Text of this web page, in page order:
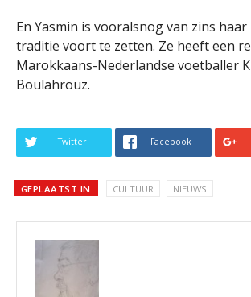
En Yasmin is vooralsnog van zins
traditie voort te zetten. Ze heeft een
Marokkaans-Nederlandse voetballer
Boulahrouz.
Twitter Facebook
GEPLAATST IN CULTUUR NIEUWS